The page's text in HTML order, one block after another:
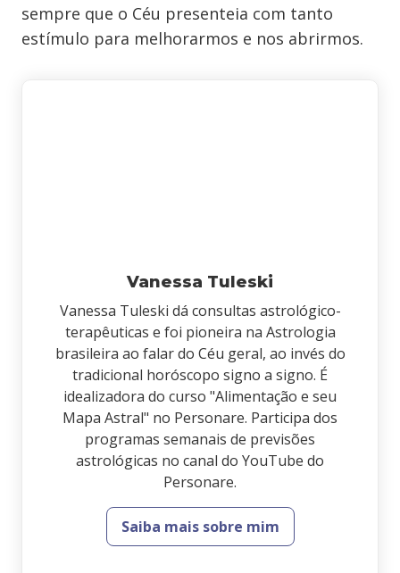
sempre que o Céu presenteia com tanto
estímulo para melhorarmos e nos abrirmos.
Vanessa Tuleski
Vanessa Tuleski dá consultas astrológico-
terapêuticas e foi pioneira na Astrologia
brasileira ao falar do Céu geral, ao invés do
tradicional horóscopo signo a signo. É
idealizadora do curso "Alimentação e seu
Mapa Astral" no Personare. Participa dos
programas semanais de previsões
astrológicas no canal do YouTube do
Personare.
Saiba mais sobre mim